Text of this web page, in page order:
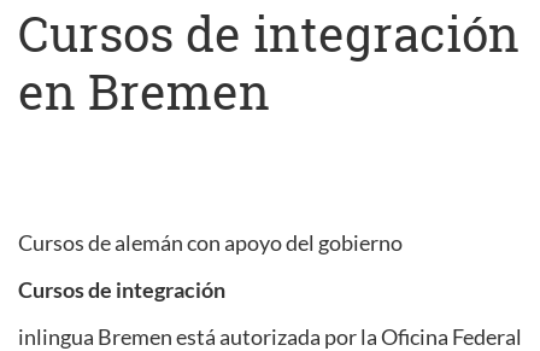
Cursos de integración
en Bremen
Cursos de alemán con apoyo del gobierno
Cursos de integración
inlingua Bremen está autorizada por la Oficina Federal